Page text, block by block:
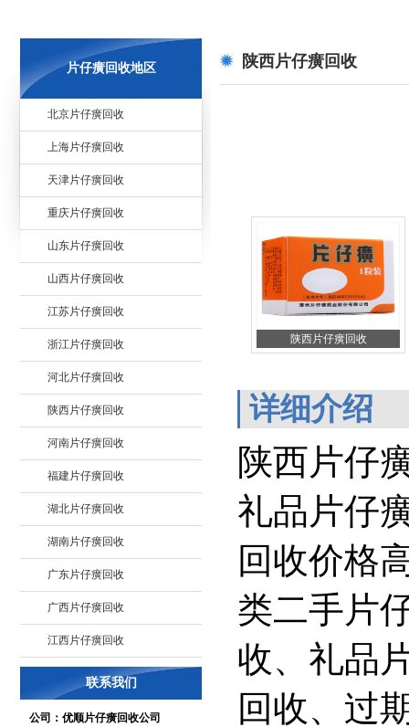
片仔癀回收地区
北京片仔癀回收
上海片仔癀回收
天津片仔癀回收
重庆片仔癀回收
山东片仔癀回收
山西片仔癀回收
江苏片仔癀回收
浙江片仔癀回收
河北片仔癀回收
陕西片仔癀回收
河南片仔癀回收
福建片仔癀回收
湖北片仔癀回收
湖南片仔癀回收
广东片仔癀回收
广西片仔癀回收
江西片仔癀回收
联系我们
公司：优顺片仔癀回收公司
陕西片仔癀回收
陕西片仔癀回收
详细介绍
陕西片仔
礼品片仔
回收价格
类二手片
收、礼品
回收、过